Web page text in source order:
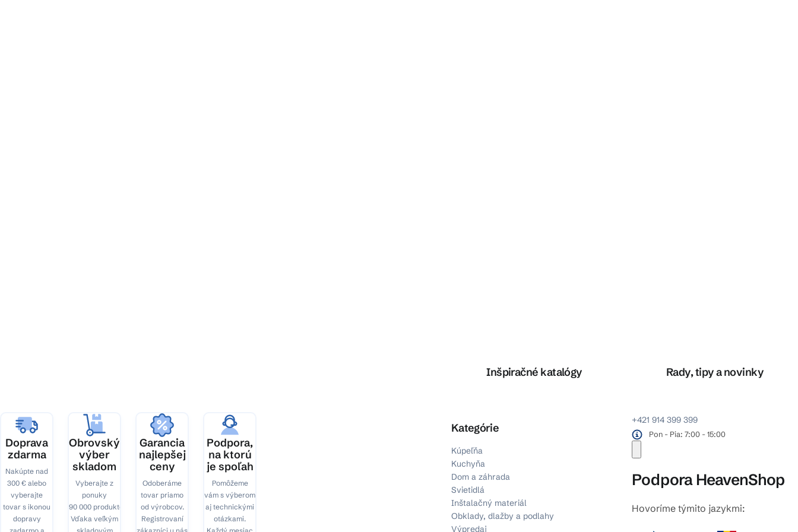
Inšpiračné katalógy Rady, tipy a novinky
Doprava
zdarma
Nakúpte nad
300 € alebo
vyberajte
tovar s ikonou
dopravy
Obrovský
výber
skladom
Vyberajte z
ponuky
90 000 produktov.
Vďaka veľkým
Garancia
najlepšej
ceny
Odoberáme
tovar priamo
od výrobcov.
Registrovaní
Podpora,
na ktorú
je spoľah
Pomôžeme
vám s výberom
aj technickými
otázkami.
+421 914 399 399
Pon - Pia: 7:00 - 15:00
Podpora HeavenShop
Hovoríme týmito jazykmi:
Kategórie
Kúpeľňa
Kuchyňa
Dom a záhrada
Svietidlá
Inštalačný materiál
Obklady, dlažby a podlahy
Výpredaj